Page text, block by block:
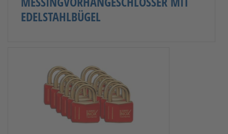
EDELSTAHLBÜGEL